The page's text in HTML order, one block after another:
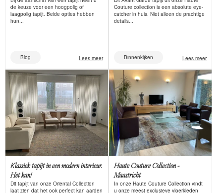
de keuze voor een hoogpolig of
laagpolig tapijt. Beide opties hebben
hun...
Blog Lees meer
Couture collection is een absolute eye-
catcher in huis. Niet alleen de prachtige
details...
Binnenkijken Lees meer
Klassiek tapijt in een modern interieur.
Het kan!
Dit tapijt van onze Oriental Collection
laat zien dat het ook perfect kan aarden
Haute Couture Collection -
Maastricht
In onze Haute Couture Collection vindt
u onze meest exclusieve vloerkleden